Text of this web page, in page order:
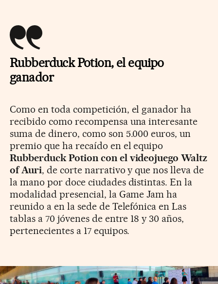
Rubberduck Potion, el equipo
ganador
Como en toda competición, el ganador ha
recibido como recompensa una interesante
suma de dinero, como son 5.000 euros, un
premio que ha recaído en el equipo
Rubberduck Potion con el videojuego Waltz
of Auri, de corte narrativo y que nos lleva de
la mano por doce ciudades distintas. En la
modalidad presencial, la Game Jam ha
reunido a en la sede de Telefónica en Las
tablas a 70 jóvenes de entre 18 y 30 años,
pertenecientes a 17 equipos.